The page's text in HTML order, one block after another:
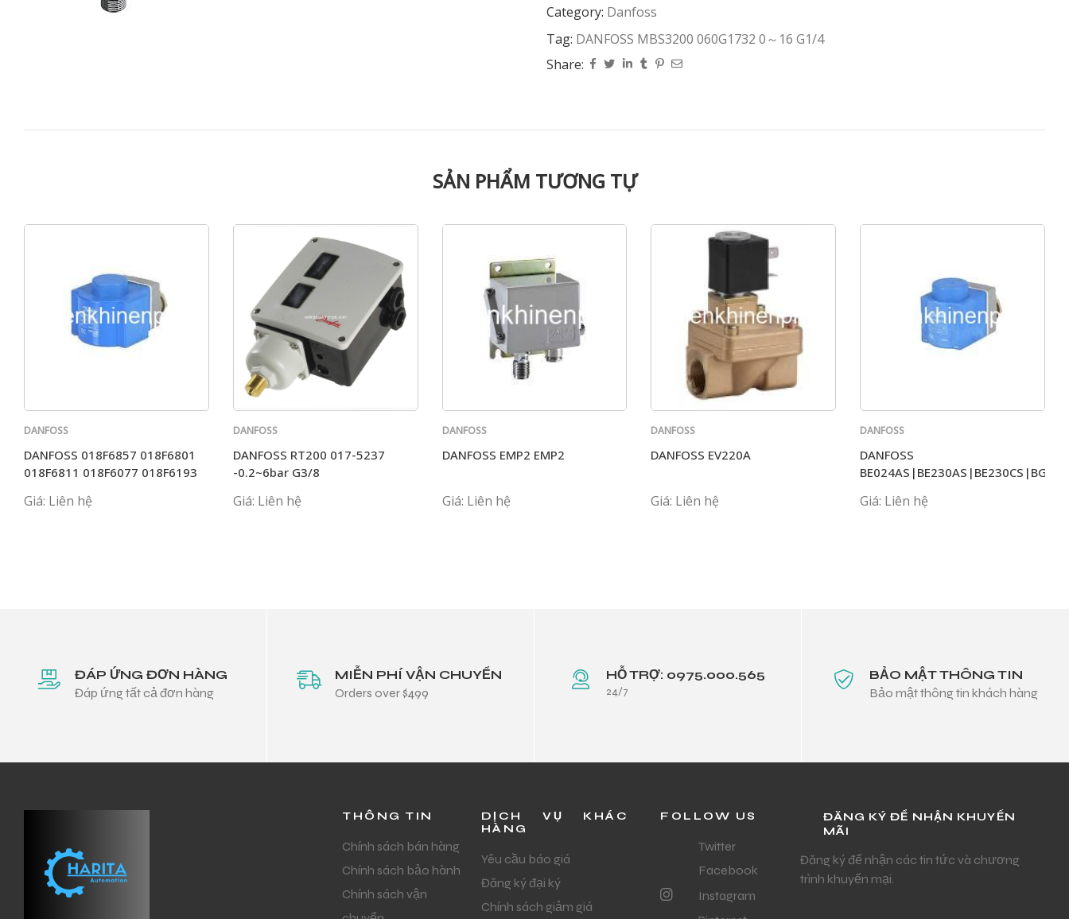
Category: Danfoss
Tag: DANFOSS MBS3200 060G1732 0～16 G1/4
Share:
SẢN PHẨM TƯƠNG TỰ
DANFOSS
DANFOSS 018F6857 018F6801
018F6811 018F6077 018F6193
Giá: Liên hệ
DANFOSS
DANFOSS RT200 017-5237
-0.2~6bar G3/8
Giá: Liên hệ
DANFOSS
DANFOSS EMP2 EMP2
Giá: Liên hệ
DANFOSS
DANFOSS EV220A
Giá: Liên hệ
DANFOSS
DANFOSS
Giá: Liên hệ
ĐÁP ỨNG ĐƠN HÀNG
Đáp ứng tất cả đơn hàng
MIỄN PHÍ VẬN CHUYỂN
Orders over $499
HỖ TRỢ: 0975.000.565
24/7
BẢO MẬT THÔNG TIN
Bảo mật thông tin khách hàng
THÔNG TIN
Chính sách bán hàng
Chính sách bảo hành
Chính sách vận
DỊCH VỤ KHÁC
HÀNG
Yêu cầu báo giá
Đăng ký đại ký
Chính sách giảm giá
FOLLOW US
Twitter
Facebook
Instagram
ĐĂNG KÝ ĐỂ NHẬN KHUYẾN
MÃI
Đăng ký để nhận các tin tức và chương
trình khuyến mại.